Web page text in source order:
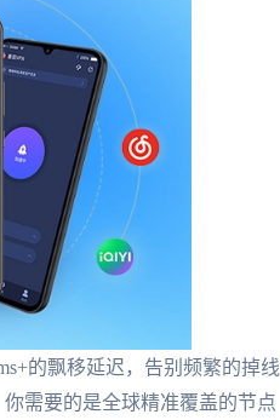
的飘移延迟，告别频繁的掉线
需要的是全球精准覆盖的节点